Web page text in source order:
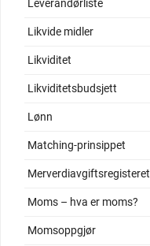
Leverandørliste
Likvide midler
Likviditet
Likviditetsbudsjett
Lønn
Matching-prinsippet
Merverdiavgiftsregisteret
Moms – hva er moms?
Momsoppgjør